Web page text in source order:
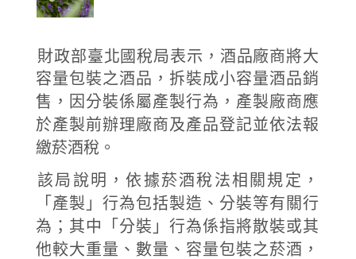
財政部臺北國稅局表示，酒品廠商將大
容量包裝之酒品，拆裝成小容量酒品銷
售，因分裝係屬產製行為，產製廠商應
於產製前辦理廠商及產品登記並依法報
繳菸酒稅。
該局說明，依據菸酒稅法相關規定，
「產製」行為包括製造、分裝等有關行
為；其中「分裝」行為係指將散裝或其
他較大重量、數量、容量包裝之菸酒，